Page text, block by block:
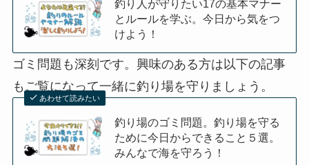
釣り人が守りたい17の基本マナー
とルールを学ぶ。今日から気をつ
けよう！
ゴミ問題も深刻です。興味のある方は以下の記事
もご覧になって一緒に釣り場を守りましょう。
あわせて読みたい
釣り場のゴミ問題。釣り場を守る
ために今日からできること５選。
みんなで海を守ろう！